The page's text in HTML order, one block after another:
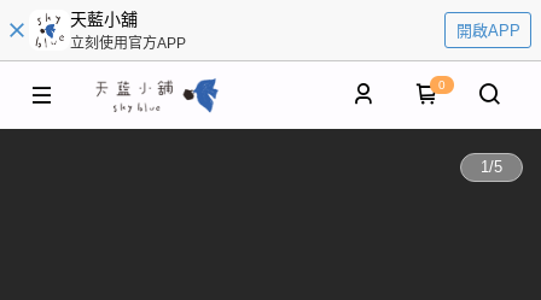
天藍小舖
立刻使用官方APP
開啟APP
0
1/5